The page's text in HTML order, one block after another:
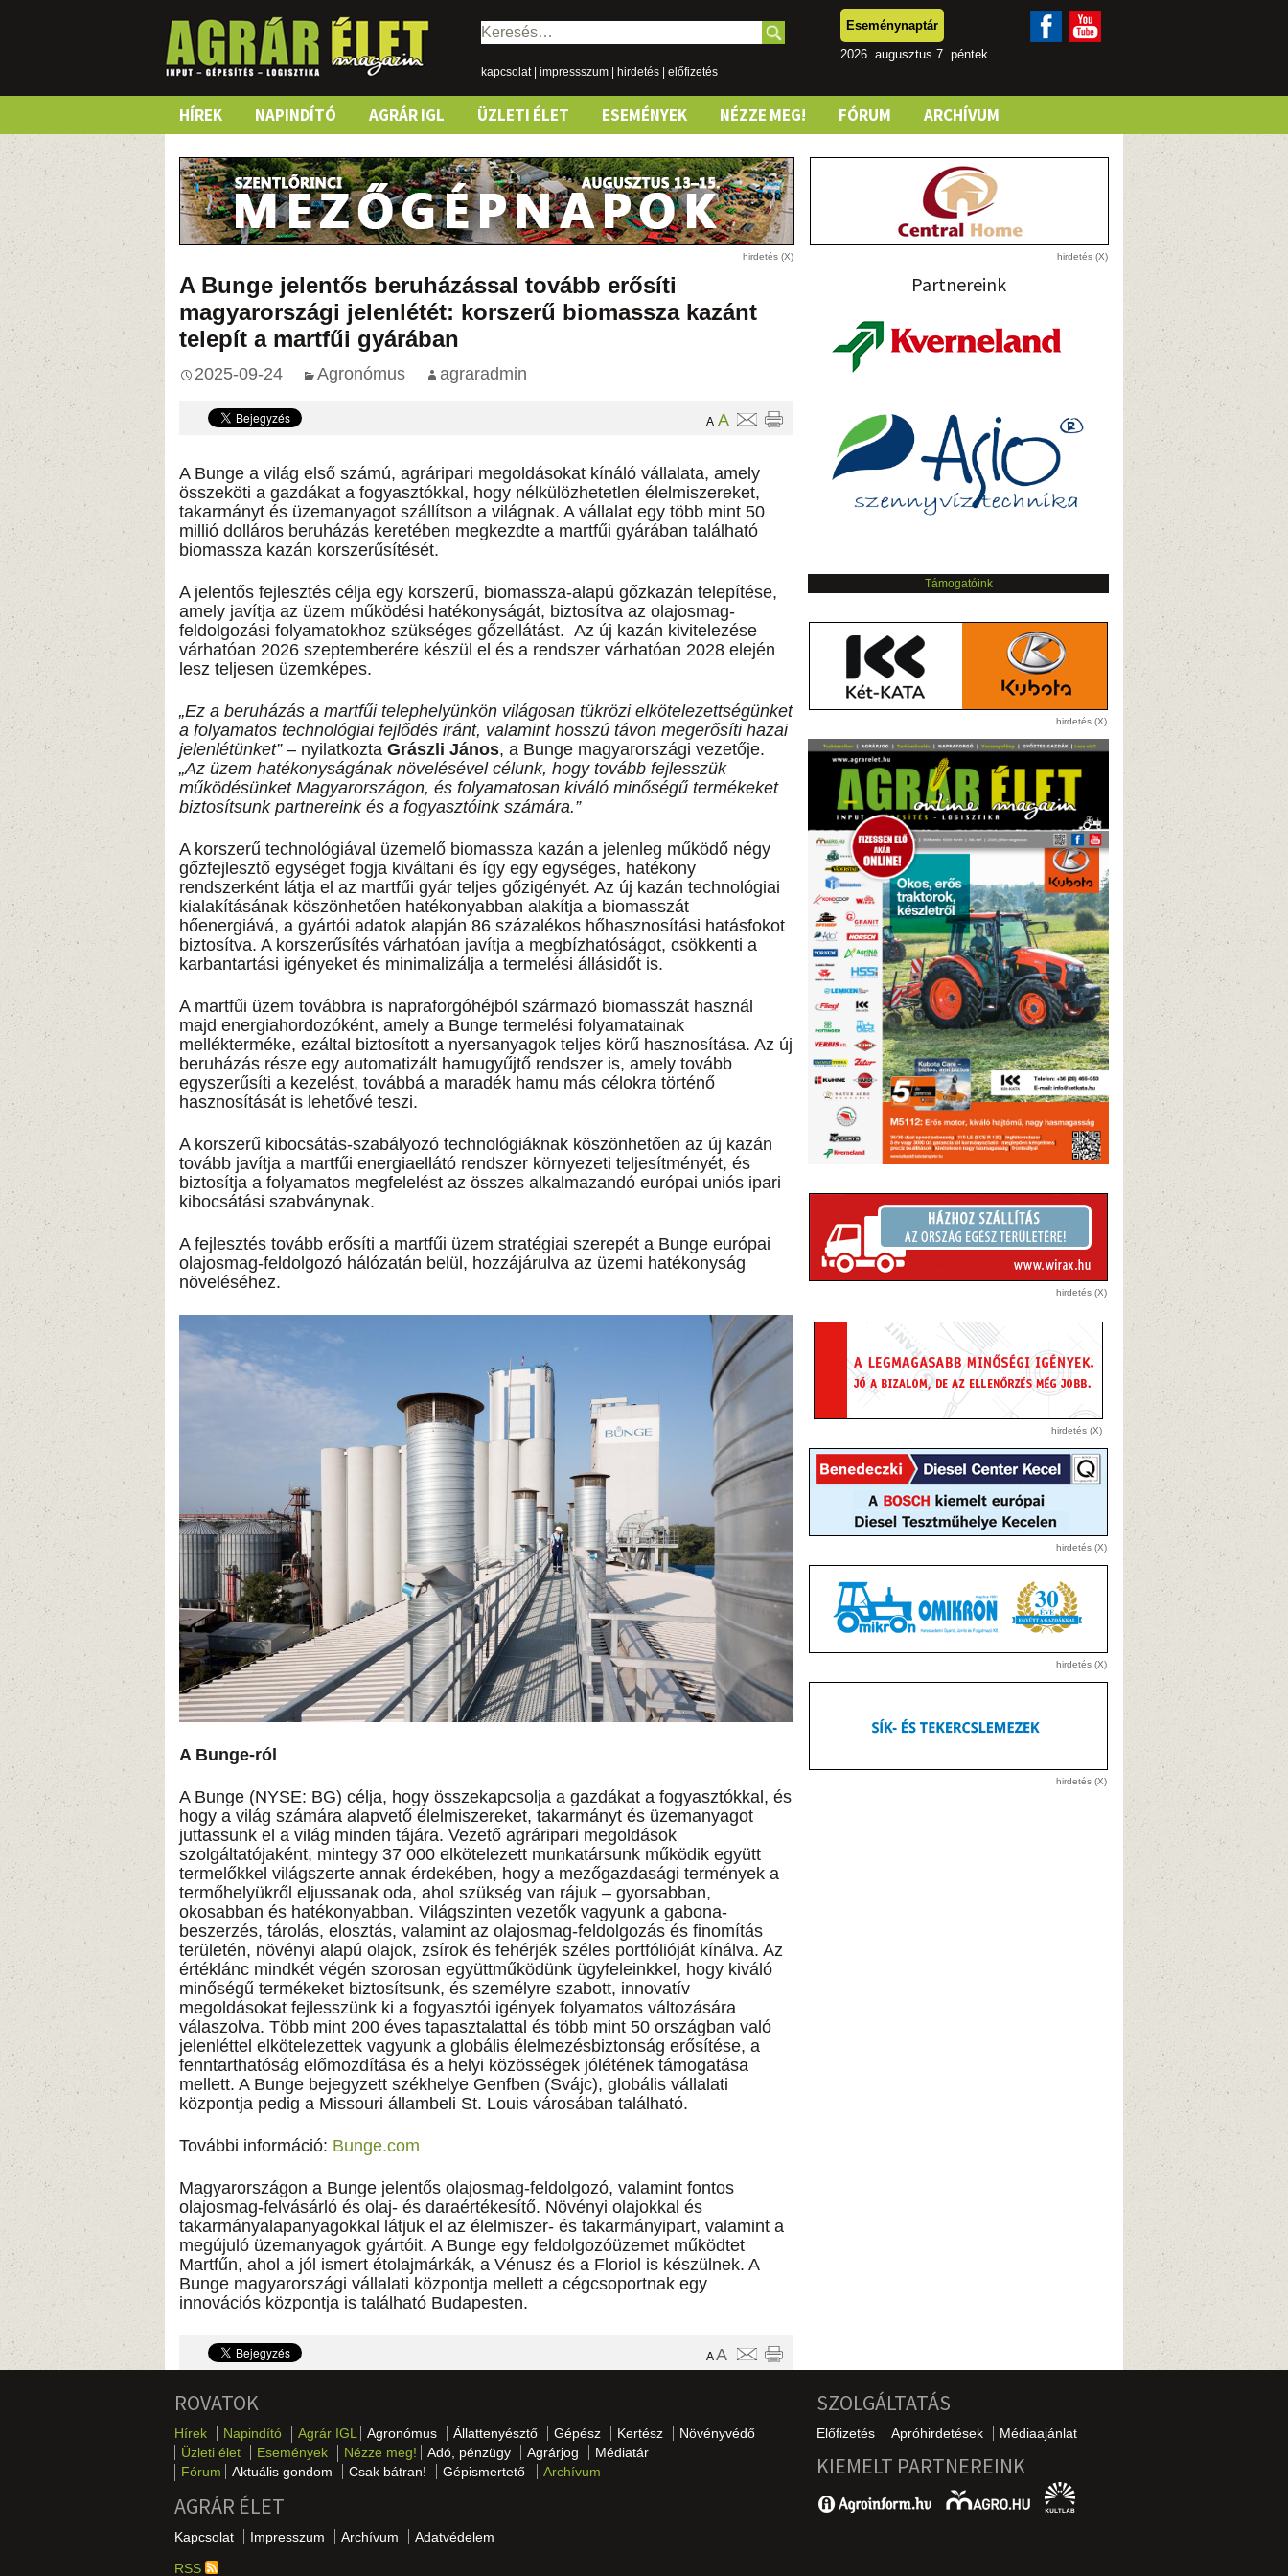
Keresés:
kapcsolat| impressszum hirdetés előfizetés
Eseménynaptár
2026. augusztus 7. péntek
Skip
content
HÍREK NAPINDÍTÓ AGRÁR IGL ÜZLETI ÉLET ESEMÉNYEK NÉZZE MEG! FÓRUM ARCHÍVUM
A Bunge jelentős beruházással tovább erősíti
magyarországi jelenlétét: korszerű biomassza kazánt
telepít a martfűi gyárában
2025-09-24 Agronómus agraradmin
A A
A Bunge a világ első számú, agráripari megoldásokat kínáló vállalata, amely
összeköti a gazdákat a fogyasztókkal, hogy nélkülözhetetlen élelmiszereket,
takarmányt és üzemanyagot szállítson a világnak. A vállalat egy több mint 50
millió dolláros beruházás keretében megkezdte a martfűi gyárában található
biomassza kazán korszerűsítését.
A jelentős fejlesztés célja egy korszerű, biomassza-alapú gőzkazán telepítése,
amely javítja az üzem működési hatékonyságát, biztosítva az olajosmag-
feldolgozási folyamatokhoz szükséges gőzellátást. Az új kazán kivitelezése
várhatóan 2026 szeptemberére készül el és a rendszer várhatóan 2028 elején
lesz teljesen üzemképes.
„Ez a beruházás a martfűi telephelyünkön világosan tükrözi elkötelezettségünket
a folyamatos technológiai fejlődés iránt, valamint hosszú távon megerősíti hazai
jelenlétünket”– nyilatkozta Grászli János, a Bunge magyarországi vezetője.
„Az üzem hatékonyságának növelésével célunk, hogy tovább fejlesszük
működésünket Magyarországon, és folyamatosan kiváló minőségű termékeket
biztosítsunk partnereink és a fogyasztóink számára.”
A korszerű technológiával üzemelő biomassza kazán a jelenleg működő négy
gőzfejlesztő egységet fogja kiváltani és így egy egységes, hatékony
rendszerként látja el az martfűi gyár teljes gőzigényét. Az új kazán technológiai
kialakításának köszönhetően hatékonyabban alakítja a biomasszát
hőenergiává, a gyártói adatok alapján 86 százalékos hőhasznosítási hatásfokot
biztosítva. A korszerűsítés várhatóan javítja a megbízhatóságot, csökkenti a
karbantartási igényeket és minimalizálja a termelési állásidőt is.
A martfűi üzem továbbra is napraforgóhéjból származó biomasszát használ
majd energiahordozóként, amely a Bunge termelési folyamatainak
mellékterméke, ezáltal biztosított a nyersanyagok teljes körű hasznosítása. Az új
beruházás része egy automatizált hamugyűjtő rendszer is, amely tovább
egyszerűsíti a kezelést, továbbá a maradék hamu más célokra történő
hasznosítását is lehetővé teszi.
A korszerű kibocsátás-szabályozó technológiáknak köszönhetően az új kazán
tovább javítja a martfűi energiaellátó rendszer környezeti teljesítményét, és
biztosítja a folyamatos megfelelést az összes alkalmazandó európai uniós ipari
kibocsátási szabványnak.
A fejlesztés tovább erősíti a martfűi üzem stratégiai szerepét a Bunge európai
olajosmag-feldolgozó hálózatán belül, hozzájárulva az üzemi hatékonyság
növeléséhez.
A Bunge-ról
A Bunge (NYSE: BG) célja, hogy összekapcsolja a gazdákat a fogyasztókkal, és
hogy a világ számára alapvető élelmiszereket, takarmányt és üzemanyagot
juttassunk el a világ minden tájára. Vezető agráripari megoldások
szolgáltatójaként, mintegy 37 000 elkötelezett munkatársunk működik együtt
termelőkkel világszerte annak érdekében, hogy a mezőgazdasági termények a
termőhelyükről eljussanak oda, ahol szükség van rájuk – gyorsabban,
okosabban és hatékonyabban. Világszinten vezetők vagyunk a gabona-
beszerzés, tárolás, elosztás, valamint az olajosmag-feldolgozás és finomítás
területén, növényi alapú olajok, zsírok és fehérjék széles portfólióját kínálva. Az
értéklánc mindkét végén szorosan együttműködünk ügyfeleinkkel, hogy kiváló
minőségű termékeket biztosítsunk, és személyre szabott, innovatív
megoldásokat fejlesszünk ki a fogyasztói igények folyamatos változására
válaszolva. Több mint 200 éves tapasztalattal és több mint 50 országban való
jelenléttel elkötelezettek vagyunk a globális élelmezésbiztonság erősítése, a
fenntarthatóság előmozdítása és a helyi közösségek jólétének támogatása
mellett. A Bunge bejegyzett székhelye Genfben (Svájc), globális vállalati
központja pedig a Missouri állambeli St. Louis városában található.
További információ: Bunge.com
Magyarországon a Bunge jelentős olajosmag-feldolgozó, valamint fontos
olajosmag-felvásárló és olaj- és daraértékesítő. Növényi olajokkal és
takarmányalapanyagokkal látjuk el az élelmiszer- és takarmányipart, valamint a
megújuló üzemanyagok gyártóit. A Bunge egy feldolgozóüzemet működtet
Martfűn, ahol a jól ismert étolajmárkák, a Vénusz és a Floriol is készülnek. A
Bunge magyarországi vállalati központja mellett a cégcsoportnak egy
innovációs központja is található Budapesten.
A A
Partnereink
ROVATOK
Hírek Napindító Agrár IGL Agronómus Állattenyésztő Gépész Kertész
Növényvédő
Üzleti élet
Események Nézze meg! Adó, pénzügy Agrárjog
Médiatár
Fórum
Aktuális gondom Csak bátran! Gépismertető Archívum
AGRÁR ÉLET
Kapcsolat Impresszum Archívum Adatvédelem
RSS
SZOLGÁLTATÁS
Előfizetés Apróhirdetések Médiaajánlat
KIEMELT PARTNEREINK